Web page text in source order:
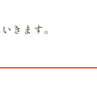
きます。